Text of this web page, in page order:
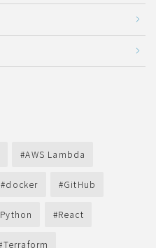
AWS Lambda
docker GitHub
Python React
Terraform